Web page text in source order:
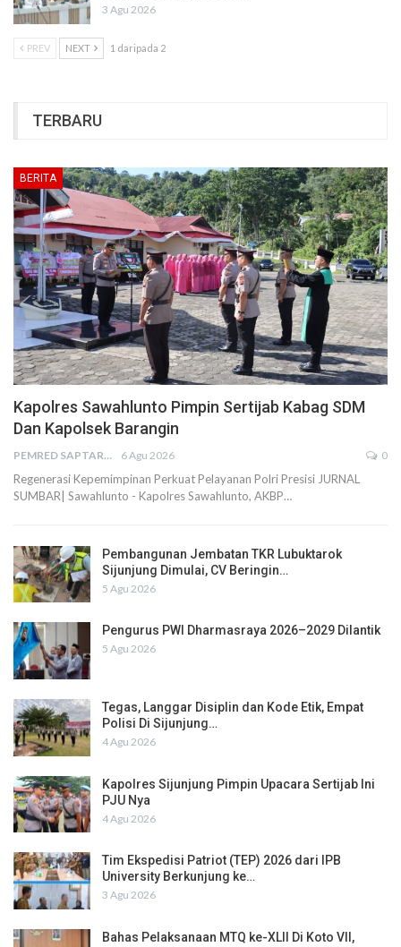
3 Agu 2026
PREV NEXT 1 daripada 2
TERBARU
BERITA
Kapolres Sawahlunto Pimpin Sertijab Kabag SDM
Dan Kapolsek Barangin
PEMRED SAPTARIUS 6 Agu 2026 0
Regenerasi Kepemimpinan Perkuat Pelayanan Polri Presisi JURNAL
SUMBAR| Sawahlunto - Kapolres Sawahlunto, AKBP…
Pembangunan Jembatan TKR Lubuktarok
Sijunjung Dimulai, CV Beringin…
5 Agu 2026
Pengurus PWI Dharmasraya 2026–2029 Dilantik
5 Agu 2026
Tegas, Langgar Disiplin dan Kode Etik, Empat
Polisi Di Sijunjung…
4 Agu 2026
Kapolres Sijunjung Pimpin Upacara Sertijab Ini
PJU Nya
4 Agu 2026
Tim Ekspedisi Patriot (TEP) 2026 dari IPB
University Berkunjung ke…
3 Agu 2026
Bahas Pelaksanaan MTQ ke-XLII Di Koto VII,